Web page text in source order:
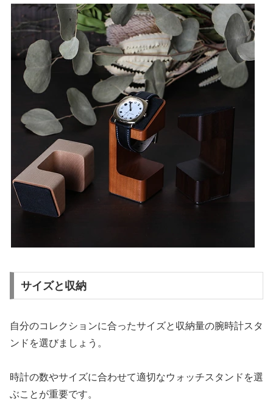
サイズと収納
自分のコレクションに合ったサイズと収納量の腕時計スタ
ンドを選びましょう。
時計の数やサイズに合わせて適切なウォッチスタンドを選
ぶことが重要です。